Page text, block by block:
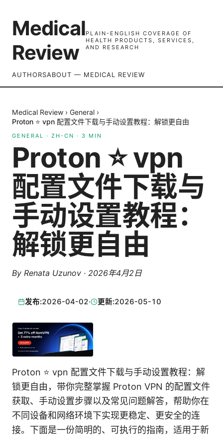
Medical
Review
PLAIN-ENGLISH COVERAGE OF
HEALTH PRODUCTS, SERVICES,
AND RESEARCH
AUTHORSABOUT — MEDICAL REVIEW
Medical Review › General ›
Proton ⭐ vpn 配置文件下载与手动设置教程：解锁更自由
GENERAL · ZH-CN · 3 MIN
Proton ⭐ vpn
配置文件下载与
手动设置教程：
解锁更自由
By Renata Uzunov · 2026年4月2日
发布:2026-04-02· 更新:2026-05-10
Proton ⭐ vpn 配置文件下载与手动设置教程：解
锁更自由，带你完整掌握 Proton VPN 的配置文件
获取、手动设置步骤以及常见问题解答，帮助你在
不同设备和网络环境下实现更稳定、更安全的连
接。下面是一份简明的、可执行的指南，适用于新